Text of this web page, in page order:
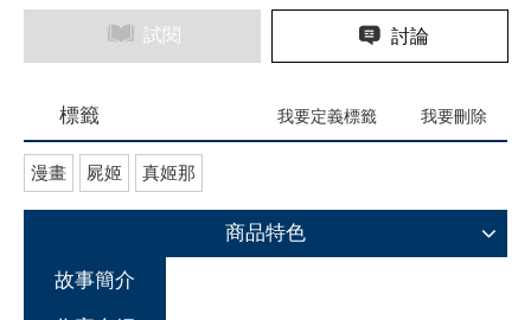
試閱 討論
標籤 我要定義標籤 我要刪除
漫畫 屍姬 真姬那
商品特色
故事簡介